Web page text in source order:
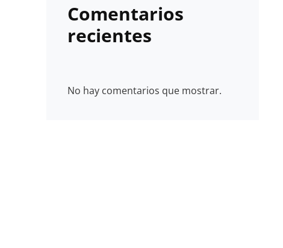
Comentarios
recientes
No hay comentarios que mostrar.